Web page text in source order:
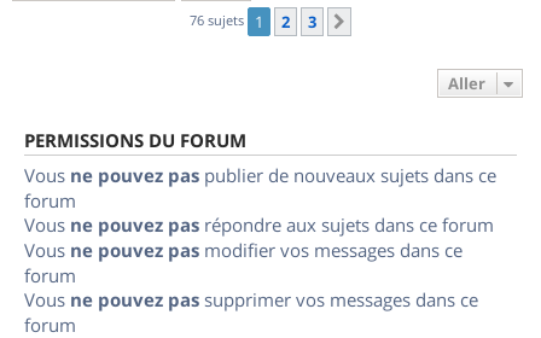
76 sujets 1 2 3
Aller
PERMISSIONS DU FORUM
Vous ne pouvez pas publier de nouveaux sujets dans ce
forum
Vous ne pouvez pas répondre aux sujets dans ce forum
Vous ne pouvez pas modifier vos messages dans ce
forum
Vous ne pouvez pas supprimer vos messages dans ce
forum